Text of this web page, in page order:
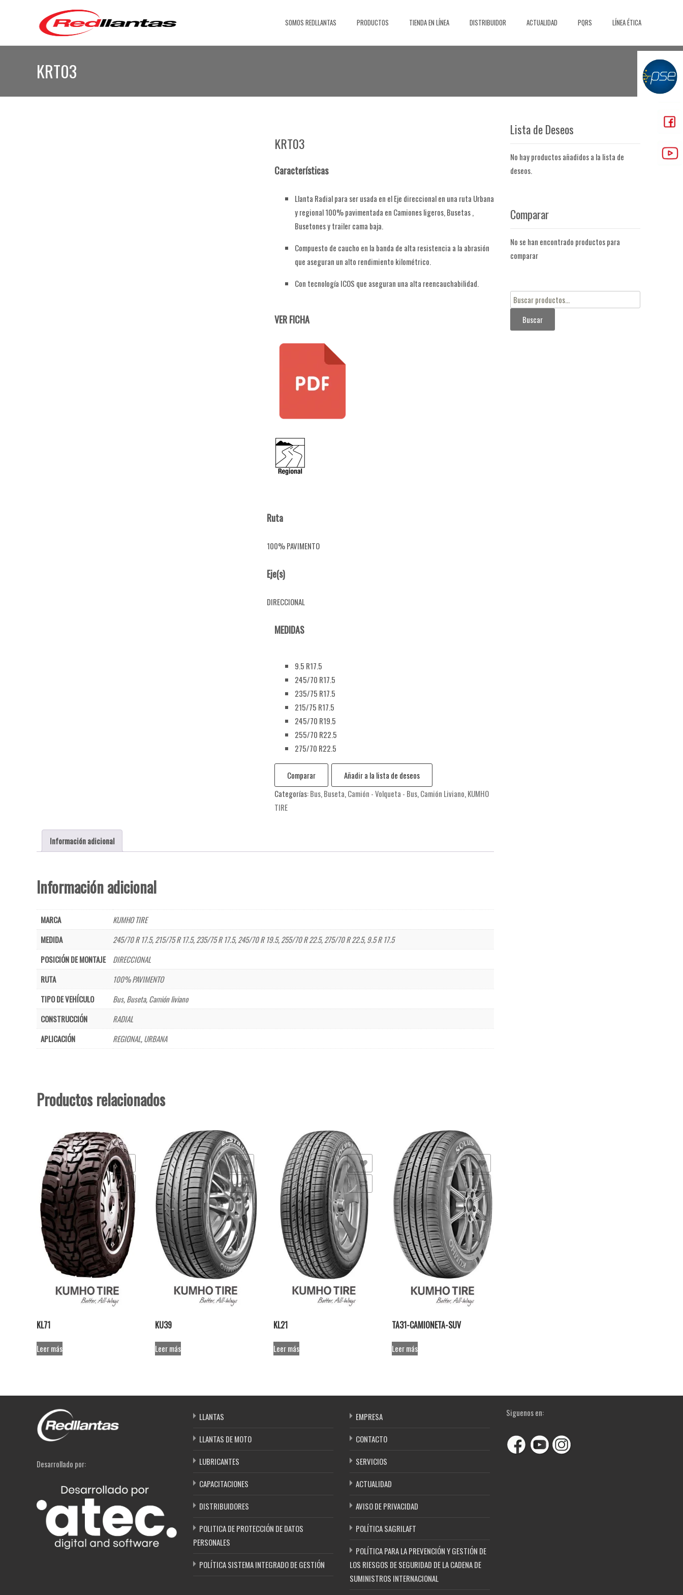
SOMOS REDLLANTAS PRODUCTOS TIENDA EN LÍNEA DISTRIBUIDOR ACTUALIDAD PQRS LÍNEA ÉTICA
KRT03
KRT03
Características
Llanta Radial para ser usada en el Eje direccional en una ruta Urbana
y regional 100% pavimentada en Camiones ligeros, Busetas ,
Busetones y trailer cama baja.
Compuesto de caucho en la banda de alta resistencia a la abrasión
que aseguran un alto rendimiento kilométrico.
Con tecnología ICOS que aseguran una alta reencauchabilidad.
VER FICHA
Ruta
100% PAVIMENTO
Eje(s)
DIRECCIONAL
MEDIDAS
9.5 R17.5
245/70 R17.5
235/75 R17.5
215/75 R17.5
245/70 R19.5
255/70 R22.5
275/70 R22.5
Comparar
Añadir a la lista de deseos
Categorías:Bus, Buseta, Camión - Volqueta - Bus, Camión Liviano, KUMHO
TIRE
Información adicional
Información adicional
MARCA
KUMHO TIRE
MEDIDA
245/70 R 17.5,215/75 R 17.5,235/75 R 17.5,245/70 R 19.5,255/70 R 22.5,275/70 R 22.5,9.5 R 17.5
POSICIÓN DE MONTAJE
DIRECCIONAL
RUTA
100% PAVIMENTO
TIPO DE VEHÍCULO
Bus,Buseta,Camión liviano
CONSTRUCCIÓN
RADIAL
APLICACIÓN
REGIONAL,URBANA
Productos relacionados
KL71
Leer más
Comparar
Añadir a la lista de deseos
KU39
Leer más
Comparar
Añadir a la lista de deseos
KL21
Leer más
Comparar
Añadir a la lista de deseos
TA31-CAMIONETA-SUV
Leer más
Comparar
Añadir a la lista de deseos
Lista de Deseos
No hay productos añadidos a la lista de
deseos.
Comparar
No se han encontrado productos para
comparar
Buscar
por:
Buscar
Desarrollado por:
LLANTAS
LLANTAS DE MOTO
LUBRICANTES
CAPACITACIONES
DISTRIBUIDORES
POLITICA DE PROTECCIÓN DE DATOS
PERSONALES
POLÍTICA SISTEMA INTEGRADO DE GESTIÓN
EMPRESA
CONTACTO
SERVICIOS
ACTUALIDAD
AVISO DE PRIVACIDAD
POLÍTICA SAGRILAFT
POLÍTICA PARA LA PREVENCIÓN Y GESTIÓN DE
LOS RIESGOS DE SEGURIDAD DE LA CADENA DE
SUMINISTROS INTERNACIONAL
Siguenos en: